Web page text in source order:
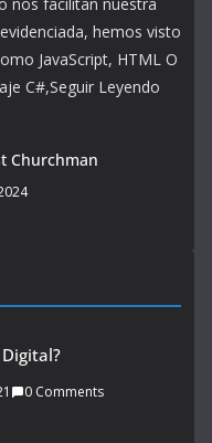
hemos visto
JavaScript, HTML O
C#,Seguir Leyendo
Churchman
0 Comments